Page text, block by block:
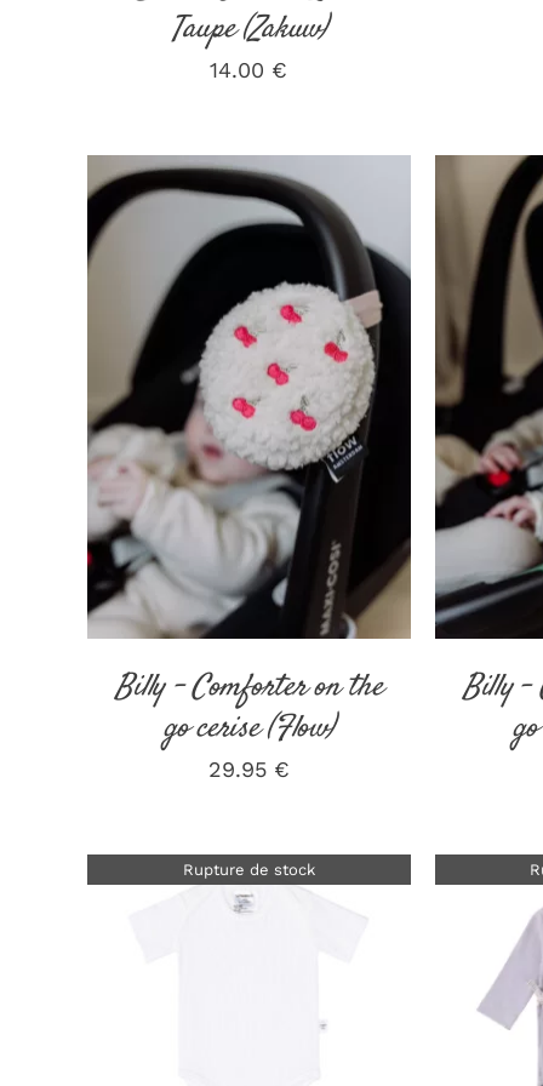
Taupe (Zakuw)
14.00 €
AJOUTER AU PANIER
/
DÉTAILS
Billy – Comforter on the
go cerise (Flow)
29.95 €
Billy –
Rupture de stock